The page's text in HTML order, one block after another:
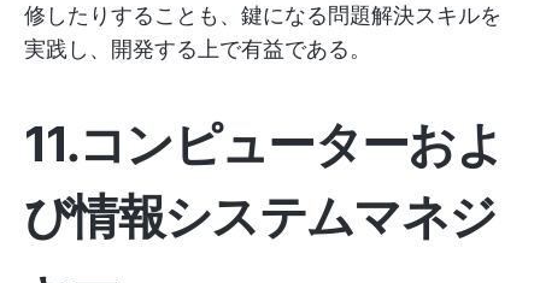
修したりすることも、鍵になる問題解決スキルを
実践し、開発する上で有益である。
11.コンピューターおよ
び情報システムマネジ